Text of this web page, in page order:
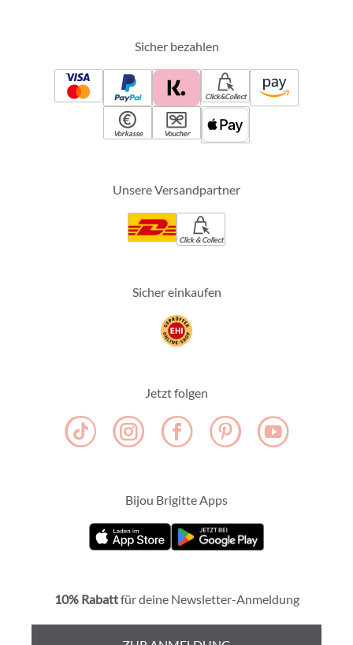
Sicher bezahlen
Click&Collect
Vorkasse Voucher
Unsere Versandpartner
Click & Collect
Sicher einkaufen
Jetzt folgen
Bijou Brigitte Apps
10% Rabattfür deine Newsletter-Anmeldung